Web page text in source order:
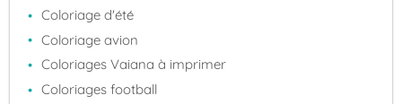
Coloriage d'été
Coloriage avion
Coloriages Vaiana à imprimer
Coloriages football